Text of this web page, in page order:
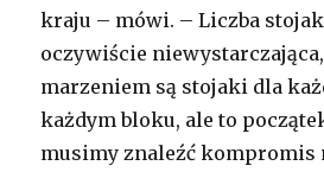
kraju – mówi. – Liczba
oczywiście
marzeniem są stojaki dla
każdym bloku, ale to
musimy znaleźć kompromis